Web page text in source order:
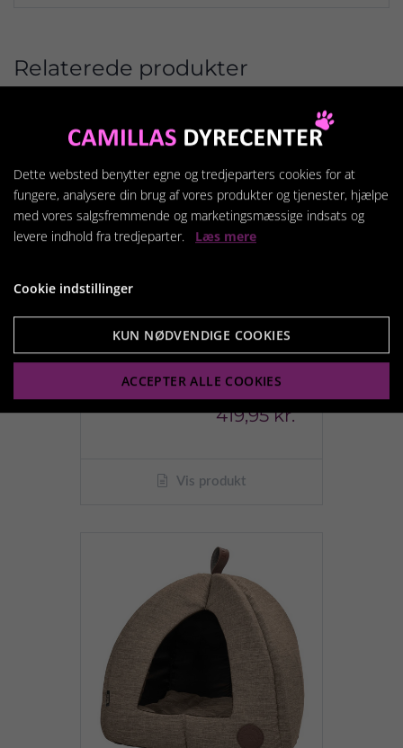
Relaterede produkter
Katte hule Roger Brun
419,95 kr.
Vis produkt
Dette websted benytter egne og tredjeparters cookies for at
fungere, analysere din brug af vores produkter og tjenester, hjælpe
med vores salgsfremmende og marketingsmæssige indsats og
levere indhold fra tredjeparter. Læs mere
Cookie indstillinger
KUN NØDVENDIGE COOKIES
ACCEPTER ALLE COOKIES